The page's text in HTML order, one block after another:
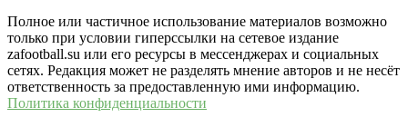
Полное или частичное использование материалов возможно
только при условии гиперссылки на сетевое издание
zafootball.su или его ресурсы в мессенджерах и социальных
сетях. Редакция может не разделять мнение авторов и не несёт
ответственность за предоставленную ими информацию.
Политика конфиденциальности